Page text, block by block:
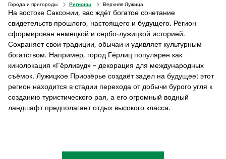
Города и пригороды Регионы Верхняя Лужица
На востоке Саксонии, вас ждёт богатое сочетание
свидетельств прошлого, настоящего и будущего. Регион
сформирован немецкой и сербо-лужицкой историей.
Сохраняет свои традиции, обычаи и удивляет культурным
богатством. Например, город Гёрлиц популярен как
кинолокация «Гёрливуд» – декорация для международных
съёмок. Лужицкое Приозёрье создаёт задел на будущее: этот
регион находится в стадии перехода от добычи бурого угля к
созданию туристического рая, а его огромный водный
ландшафт предполагает отдых высокого класса.